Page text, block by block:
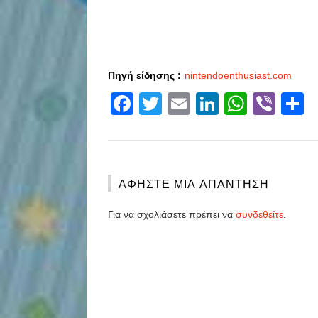
Πηγή είδησης : nintendoenthusiast.com
Facebook
Twitter
EmailLinkedInViber
ΑΦΉΣΤΕ ΜΙΑ ΑΠΆΝΤΗΣΗ
Για να σχολιάσετε πρέπει να συνδεθείτε